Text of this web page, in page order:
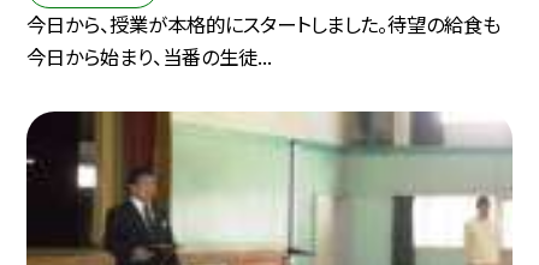
今日から、授業が本格的にスタートしました。待望の給食も
今日から始まり、当番の生徒...